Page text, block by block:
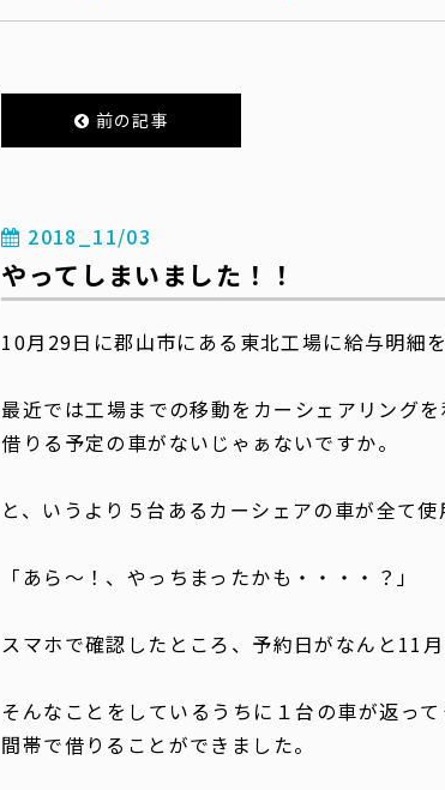
前の記事
2018_11/03
やってしまいました！！
10月29日に郡山市にある東北工場に給与明細
最近では工場までの移動をカーシェアリング
借りる予定の車がないじゃぁないですか。
と、いうより５台あるカーシェアの車が全て使
「あら〜！、やっちまったかも・・・・？」
スマホで確認したところ、予約日がなんと11月
そんなことをしているうちに１台の車が返っ
間帯で借りることができました。